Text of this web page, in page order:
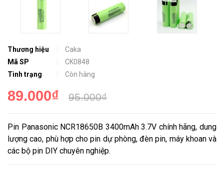
Thương hiệu
Caka
Mã SP
CK0848
Tình trạng
Còn hàng
89.000₫ 95.000₫
Pin Panasonic NCR18650B 3400mAh 3.7V chính hãng, dung
lượng cao, phù hợp cho pin dự phòng, đèn pin, máy khoan và
các bộ pin DIY chuyên nghiệp.